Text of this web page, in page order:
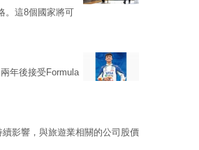
。這8個國家將可
年後接受Formula
影響，與旅遊業相關的公司股價